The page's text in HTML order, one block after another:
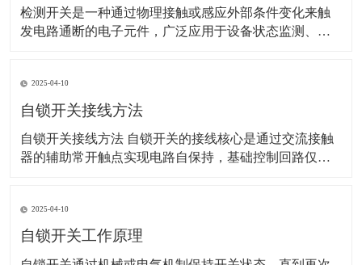
检测开关是一种通过物理接触或感应外部条件变化来触
发电路通断的电子元件，广泛应用于设备状态监测、安
内部电路状态： 机械式：外力（如按压、位移）使内部
弹片或触点变形，直接连通或断开电路。 示
2025-04-10
自锁开关接线方法
自锁开关接线方法 自锁开关的接线核心是通过交流接触
器的辅助常开触点实现电路自保持，基础控制回路仅需6
触器线圈的A1端子，火线（L）经熔断器后接入热继电器
常闭触点（95），再连接至停
2025-04-10
自锁开关工作原理